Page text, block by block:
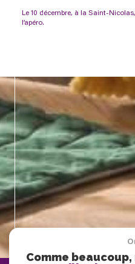
Le 10 décembre, à la Saint-
l’apéro.
Comme